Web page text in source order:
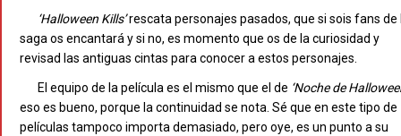
‘Halloween Kills’rescata personajes pasados, que si sois fans de
saga os encantará y si no, es momento que os de la curiosidad y
revisad las antiguas cintas para conocer a estos personajes.
El equipo de la película es el mismo que el de ‘Noche de
eso es bueno, porque la continuidad se nota. Sé que en este tipo de
películas tampoco importa demasiado, pero oye, es un punto a su